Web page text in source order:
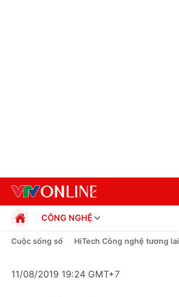
CÔNG NGHỆ
Chính trị
Pháp luật
Cuộc sống số HiTech Công nghệ tương lai
11/08/2019 19:24 GMT+7